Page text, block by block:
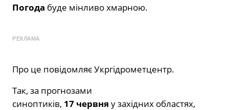
Погода буде мінливо хмарною.
РЕКЛАМА
Про це повідомляє Укргідрометцентр.
Так, за прогнозами
синоптиків, 17 червня у західних областях,